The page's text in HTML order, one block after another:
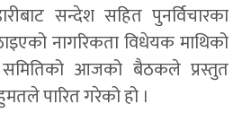
सन्देश सहित पुनर्विचारका
नागरिकता विधेयक माथिको
आजको बैठकले प्रस्तुत
पारित गरेको हो ।